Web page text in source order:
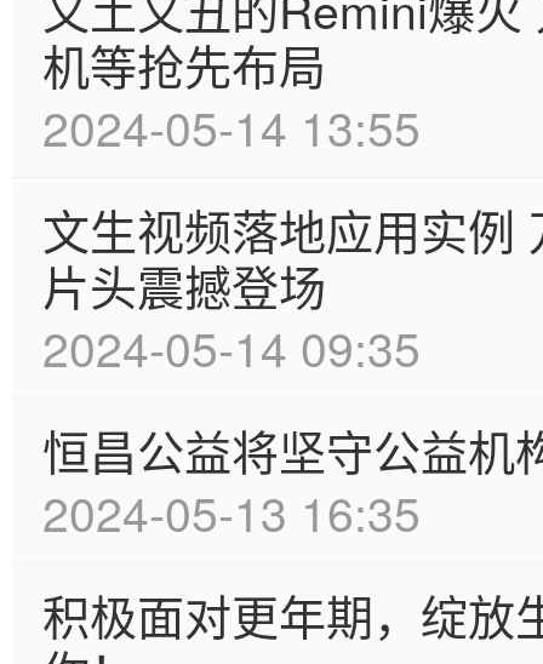
机等抢先布局
2024-05-14 13:55
文生视频落地应用实例
片头震撼登场
2024-05-14 09:35
恒昌公益将坚守公益机
2024-05-13 16:35
积极面对更年期，绽放